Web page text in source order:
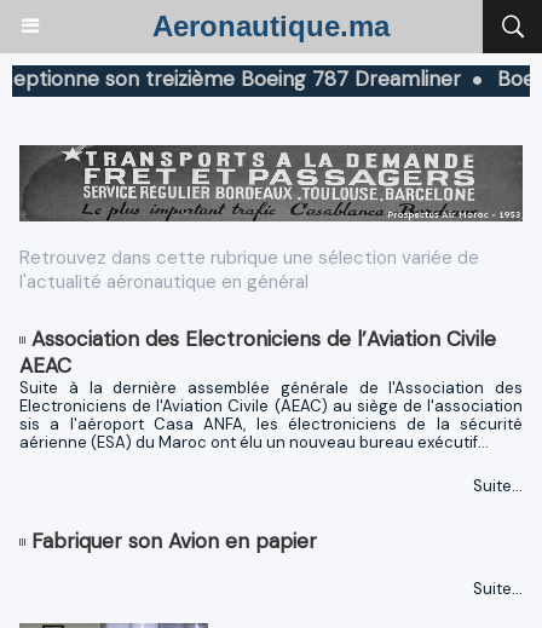
Aeronautique.ma
son treizième Boeing 787 Dreamliner Boeing
Retrouvez dans cette rubrique une sélection variée de
l'actualité aéronautique en général
Association des Electroniciens de l’Aviation Civile
AEAC
Suite à la dernière assemblée générale de l'Association des
Electroniciens de l'Aviation Civile (AEAC) au siège de l'association
sis a l'aéroport Casa ANFA, les électroniciens de la sécurité
aérienne (ESA) du Maroc ont élu un nouveau bureau exécutif...
Suite...
Fabriquer son Avion en papier
Suite...